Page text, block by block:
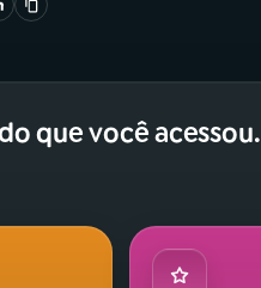
que você acessou.